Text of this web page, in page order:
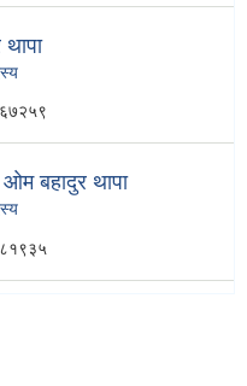
बहादुर थापा